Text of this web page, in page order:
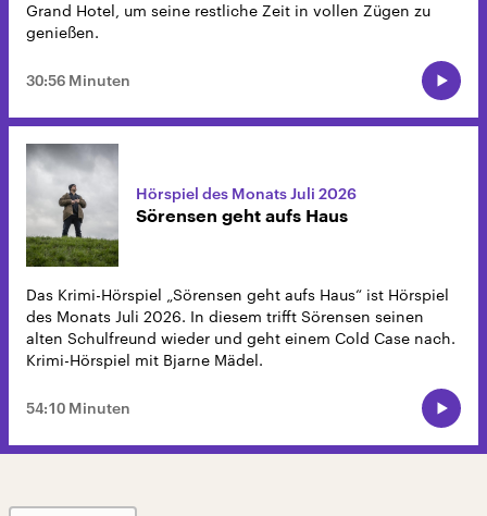
Grand Hotel, um seine restliche Zeit in vollen Zügen zu
genießen.
30:56 Minuten
Hörspiel des Monats Juli 2026
Sörensen geht aufs Haus
Das Krimi-Hörspiel „Sörensen geht aufs Haus“ ist Hörspiel
des Monats Juli 2026. In diesem trifft Sörensen seinen
alten Schulfreund wieder und geht einem Cold Case nach.
Krimi-Hörspiel mit Bjarne Mädel.
54:10 Minuten